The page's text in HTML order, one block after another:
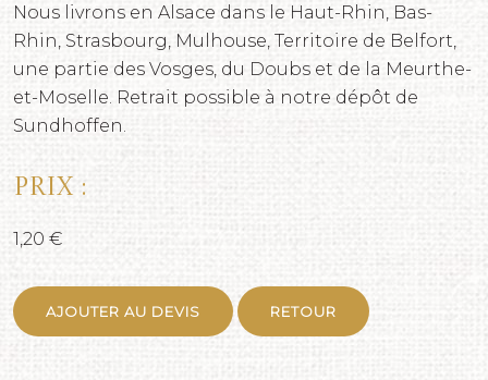
Nous livrons en Alsace dans le Haut-Rhin, Bas-
Rhin, Strasbourg, Mulhouse, Territoire de Belfort,
une partie des Vosges, du Doubs et de la Meurthe-
et-Moselle. Retrait possible à notre dépôt de
Sundhoffen.
Prix :
1,20 €
AJOUTER AU DEVIS RETOUR